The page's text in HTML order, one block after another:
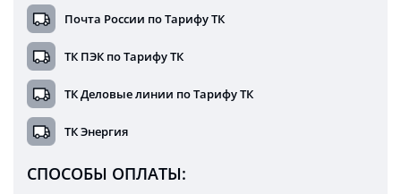
Почта России по Тарифу ТК
ТК ПЭК по Тарифу ТК
ТК Деловые линии по Тарифу ТК
ТК Энергия
СПОСОБЫ ОПЛАТЫ: